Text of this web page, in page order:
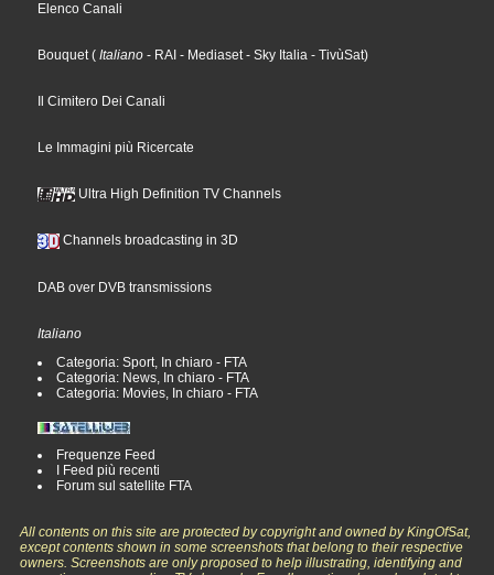
Elenco Canali
Bouquet( Italiano - RAI - Mediaset- Sky Italia - TivùSat)
Il Cimitero Dei Canali
Le Immagini più Ricercate
Ultra High Definition TV Channels
Channels broadcasting in 3D
DAB over DVB transmissions
Italiano
Categoria: Sport, In chiaro - FTA
Categoria: News, In chiaro - FTA
Categoria: Movies, In chiaro - FTA
Frequenze Feed
I Feed più recenti
Forum sul satellite FTA
All contents on this site are protected by copyright and owned by KingOfSat,
except contents shown in some screenshots that belong to their respective
owners. Screenshots are only proposed to help illustrating, identifying and